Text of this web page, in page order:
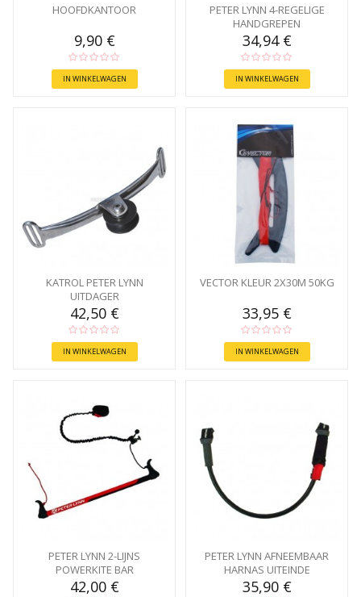
HOOFDKANTOOR
9,90 €
IN WINKELWAGEN
PETER LYNN 4-REGELIGE
HANDGREPEN
34,94 €
IN WINKELWAGEN
KATROL PETER LYNN
UITDAGER
42,50 €
IN WINKELWAGEN
VECTOR KLEUR 2X30M 50KG
33,95 €
IN WINKELWAGEN
PETER LYNN 2-LIJNS
POWERKITE BAR
42,00 €
PETER LYNN AFNEEMBAAR
HARNAS UITEINDE
35,90 €